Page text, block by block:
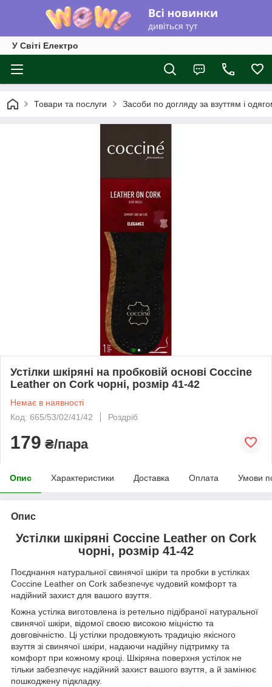
У Світі Електро
Товари та послуги Засоби по догляду за взуттям і
Устілки шкіряні на пробковій основі Coccine
Leather on Cork чорні, розмір 41-42
Немає в наявності
Код: 665/53/02/41/42
Роздріб
179 ₴/пара
Опис Характеристики Доставка Оплата Умови
Опис
Устілки шкіряні Coccine Leather on Cork
чорні, розмір 41-42
Поєднання натуральної свинячої шкіри та пробки в устілках
Coccine Leather on Cork забезпечує чудовий комфорт та
надійний захист для вашого взуття.
Кожна устілка виготовлена ​​із ретельно підібраної натуральної
свинячої шкіри, відомої своєю високою міцністю та
довговічністю. Ці устілки продовжують традицію якісного
взуття зі свинячої шкіри, надаючи надійну підтримку та
комфорт при кожному кроці. Шкіряна поверхня устілок не
тільки забезпечує надійний захист вашого взуття, а й замінює
пошкоджену підкладку.